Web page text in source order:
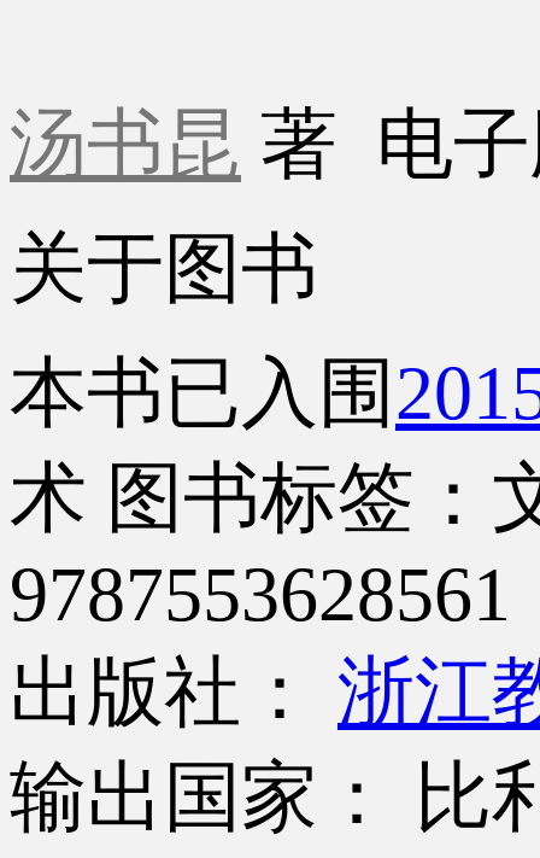
汤书昆 著 电
关于图书
本书已入围
术 图书标签：
9787553628561
出版社： 浙江
输出国家： 比